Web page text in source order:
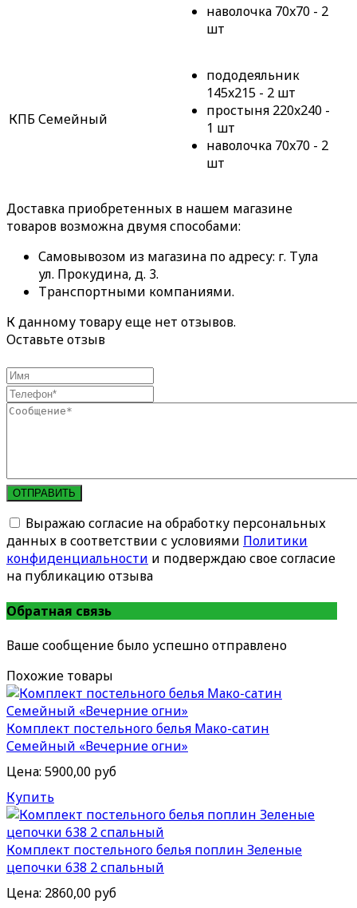
наволочка 70x70 - 2
шт
КПБ Семейный
пододеяльник
145x215 - 2 шт
простыня 220x240 -
1 шт
наволочка 70x70 - 2
шт
Доставка приобретенных в нашем магазине
товаров возможна двумя способами:
Самовывозом из магазина по адресу: г. Тула
ул. Прокудина, д. 3.
Транспортными компаниями.
К данному товару еще нет отзывов.
Оставьте отзыв
ОТПРАВИТЬ
Выражаю согласие на обработку персональных
данных в соответствии с условиями Политики
конфиденциальности и подверждаю свое согласие
на публикацию отзыва
Обратная связь
Ваше сообщение было успешно отправлено
Похожие товары
Комплект постельного белья Мако-сатин
Семейный «Вечерние огни»
Цена: 5900,00 руб
Купить
Комплект постельного белья поплин Зеленые
цепочки 638 2 спальный
Цена: 2860,00 руб